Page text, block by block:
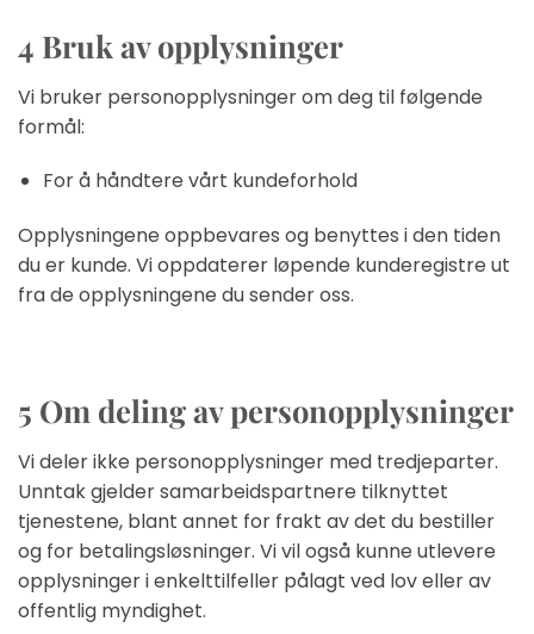
4 Bruk av opplysninger
Vi bruker personopplysninger om deg til følgende
formål:
For å håndtere vårt kundeforhold
Opplysningene oppbevares og benyttes i den tiden
du er kunde. Vi oppdaterer løpende kunderegistre ut
fra de opplysningene du sender oss.
5 Om deling av personopplysninger
Vi deler ikke personopplysninger med tredjeparter.
Unntak gjelder samarbeidspartnere tilknyttet
tjenestene, blant annet for frakt av det du bestiller
og for betalingsløsninger. Vi vil også kunne utlevere
opplysninger i enkelttilfeller pålagt ved lov eller av
offentlig myndighet.